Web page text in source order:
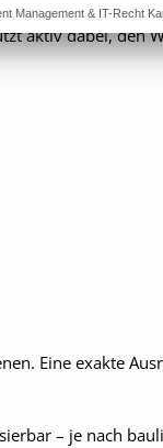
Halbkreis-
aktiv dabei, den
Eine exakte
– je nach